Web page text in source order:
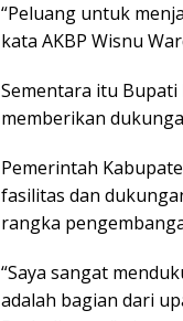
“Peluang untuk
kata AKBP Wisnu
Sementara itu
memberikan
Pemerintah
fasilitas dan
rangka
“Saya sangat
adalah bagian dari